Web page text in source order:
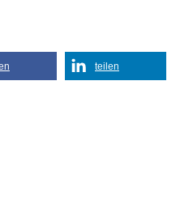
teilen